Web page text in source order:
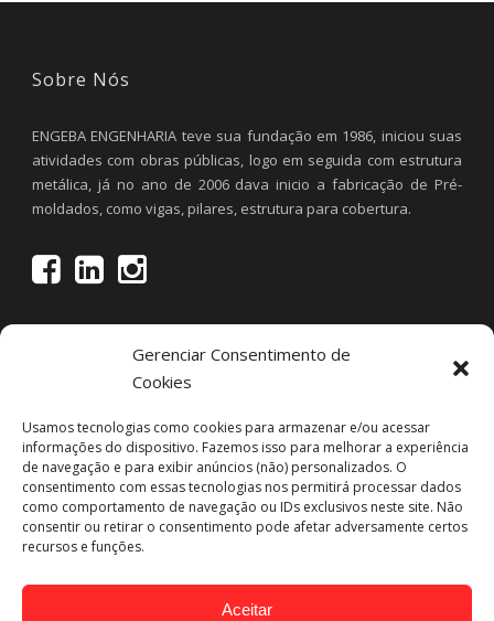
Gerenciar Consentimento de
Cookies
Usamos tecnologias como cookies para armazenar e/ou acessar
informações do dispositivo. Fazemos isso para melhorar a experiência
de navegação e para exibir anúncios (não) personalizados. O
consentimento com essas tecnologias nos permitirá processar dados
como comportamento de navegação ou IDs exclusivos neste site. Não
consentir ou retirar o consentimento pode afetar adversamente certos
recursos e funções.
Aceitar
Sobre Nós
ENGEBA ENGENHARIA teve sua fundação em 1986, iniciou suas
atividades com obras públicas, logo em seguida com estrutura
metálica, já no ano de 2006 dava inicio a fabricação de Pré-
moldados, como vigas, pilares, estrutura para cobertura.
Projetos Recentes